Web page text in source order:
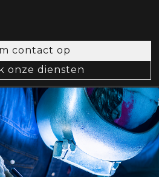
contact op
onze diensten